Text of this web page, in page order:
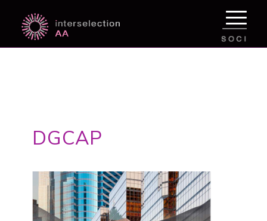
DGCAP